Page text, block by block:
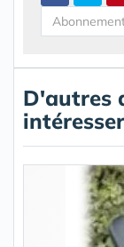
D'autres
intéresser